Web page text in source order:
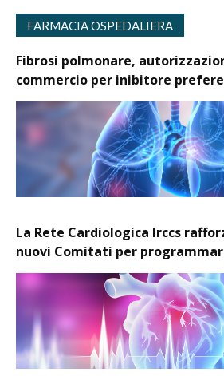
FARMACIA OSPEDALIERA
Fibrosi polmonare,
commercio per inibitore
La Rete Cardiologica Irccs
nuovi Comitati per